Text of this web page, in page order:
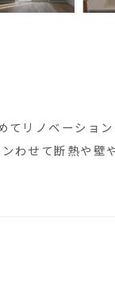
リノベーショ
わせて断熱や壁